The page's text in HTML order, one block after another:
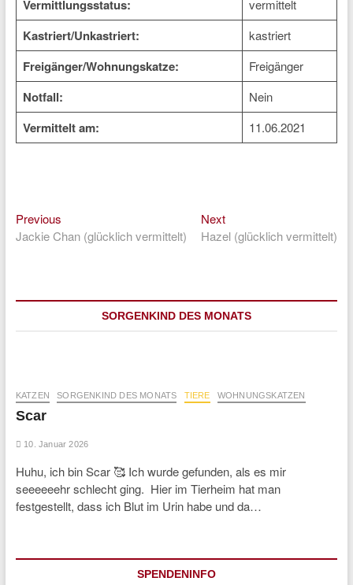
Vermittlungsstatus: vermittelt
Kastriert/Unkastriert: kastriert
Freigänger/Wohnungskatze: Freigänger
Notfall: Nein
Vermittelt am: 11.06.2021
Beitragsnavigation
PreviousPrevious
post:
Jackie Chan (glücklich vermittelt)
NextNext
post:
Hazel (glücklich vermittelt)
SORGENKIND DES MONATS
KATZEN SORGENKIND DES MONATS TIERE WOHNUNGSKATZEN
Scar
10. Januar 2026
Huhu, ich bin Scar 🥰 Ich wurde gefunden, als es mir
seeeeeehr schlecht ging. Hier im Tierheim hat man
festgestellt, dass ich Blut im Urin habe und da…
SPENDENINFO